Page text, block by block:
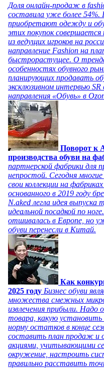
Доля онлайн-продаж в
составила уже более
приобретают одежду и
этих покупок
из ведущих игроков на
направление Fashion на
быстрорастущее. О
особенностях обувного
планирующих продавать
эксклюзивном интервью
направления «Обувь» в
Поворот к
производства обуви на
партнерской фабрики для
непростой. Сегодня
свои коллекции на
основанного в 2019 году
N.aked легла идея выпуска
идеальной посадкой по
отшивалась в Европе, но
обуви перенесли в Китай.
Как
2025 году Бизнес обуви
множества смежных
извлечения прибыли. Надо
товара, какую
норму остатков в конце
составить план продаж и
акциями, учитывающими
окружение, настроить
правильно расставить